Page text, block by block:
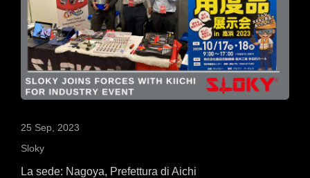
25 Sep, 2023
Sloky
La sede: Nagoya, Prefettura di Aichi